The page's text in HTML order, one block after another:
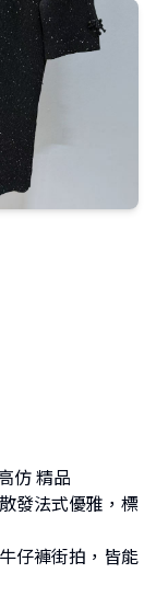
仿 精品
發法式優雅，標
仔褲街拍，皆能